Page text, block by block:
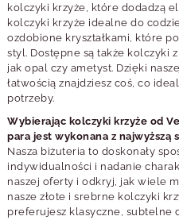
kolczyki krzyże, które dodadzą
kolczyki krzyże idealne do
ozdobione kryształkami, które
styl. Dostępne są także kolczyki
jak opal czy ametyst. Dzięki
łatwością znajdziesz coś, co
potrzeby.
Wybierając kolczyki krzyże od
para jest wykonana z najwyższą
Nasza biżuteria to doskonały
indywidualności i nadanie
naszej oferty i odkryj, jak wiele
nasze złote i srebrne kolczyki
preferujesz klasyczne, subtelne